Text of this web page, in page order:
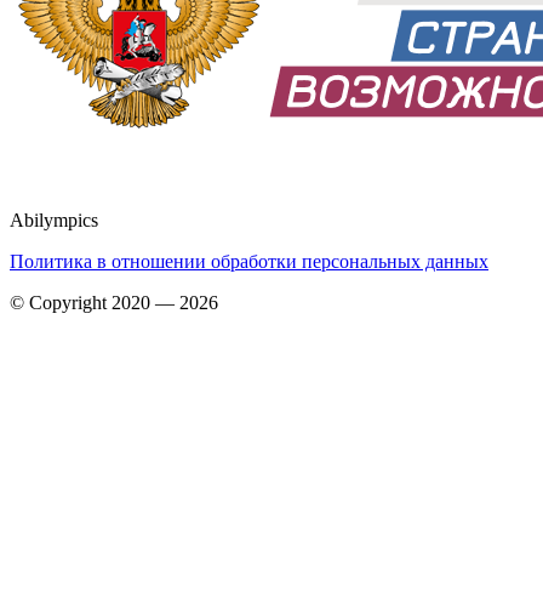
Abilympics
Политика в отношении обработки персональных данных
© Copyright 2020 — 2026